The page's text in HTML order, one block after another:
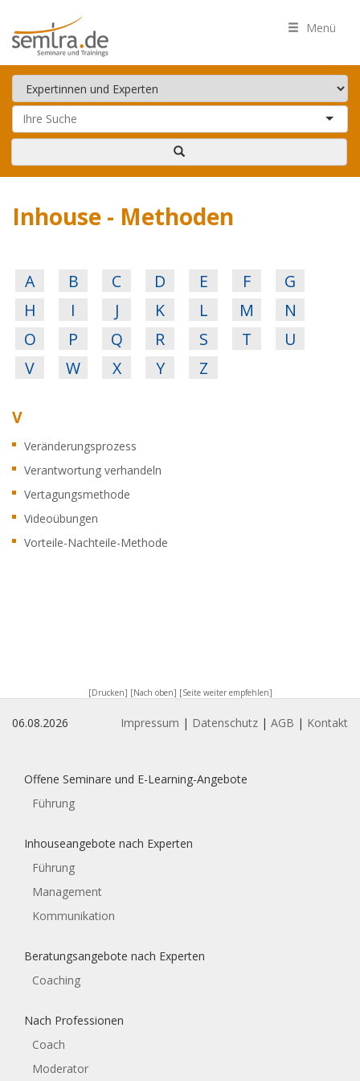
Menü
Inhouse - Methoden
A B C D E F
G
H
I J K L M
N
O
P Q R S T
U
V
W X Y Z
V
Veränderungsprozess
Verantwortung verhandeln
Vertagungsmethode
Videoübungen
Vorteile-Nachteile-Methode
[Drucken] [Nach oben] [Seite weiter empfehlen]
06.08.2026 Impressum | Datenschutz | AGB | Kontakt
Offene Seminare und E-Learning-Angebote
Führung
Inhouseangebote nach Experten
Führung
Management
Kommunikation
Beratungsangebote nach Experten
Coaching
Nach Professionen
Coach
Moderator